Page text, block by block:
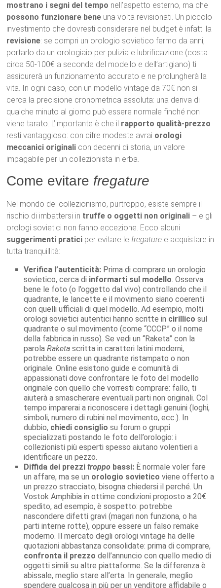
mostrano i segni del tempo nell’aspetto esterno, ma che
possono funzionare bene una volta revisionati. Un piccolo
investimento che dovresti considerare nel budget è infatti la
revisione: se compri un orologio sovietico fermo da anni,
portarlo da un orologiaio per pulizia e lubrificazione (costa
circa 50-100€ a seconda del modello e dell’artigiano) ti
assicurerà un funzionamento accurato e ne prolungherà la
vita. In ogni caso, con un modello vintage da 70€ non si
cerca la precisione cronometrica assoluta: una deriva di
qualche minuto al giorno può essere normale finché non
viene tarato. L’importante è che il rapporto qualità-prezzo
resti vantaggioso: con cifre modeste avrai orologi
meccanici originali con decenni di storia, un valore
impagabile per un collezionista in erba.
Come evitare fregature
Nel mondo del collezionismo, purtroppo, esiste sempre il
rischio di imbattersi in truffe o oggetti non originali – e gli
orologi sovietici non fanno eccezione. Ecco alcuni
suggerimenti pratici per evitare le fregature e acquistare in
tutta tranquillità:
Verifica l’autenticità: Prima di comprare un orologio
sovietico, cerca di informarti sul modello. Osserva
bene le foto (o l’oggetto dal vivo) controllando che il
quadrante, le lancette e il movimento siano coerenti
con quelli ufficiali di quel modello. Ad esempio, molti
orologi sovietici autentici hanno scritte in cirillico sul
quadrante o sul movimento (come “CCCP” o il nome
della fabbrica in russo). Se vedi un “Raketa” con la
parolaRaketa scritta in caratteri latini moderni,
potrebbe essere un quadrante ristampato o non
originale. Online esistono guide e comunità di
appassionati dove confrontare le foto del modello
originale con quello che vorresti comprare: fallo, ti
aiuterà a smascherare eventuali parti non originali. Col
tempo imparerai a riconoscere i dettagli genuini (loghi,
simboli, numero di rubini nel movimento, ecc.). In
dubbio, chiedi consiglio su forum o gruppi
specializzati postando le foto dell’orologio: i
collezionisti più esperti spesso aiutano volentieri a
identificare un pezzo.
Diffida dei prezzitroppo bassi: È normale voler fare
un affare, ma se un orologio sovietico viene offerto a
un prezzo stracciato, bisogna chiedersi il perché. Un
Vostok Amphibia in ottime condizioni proposto a 20€
spedito, ad esempio, è sospetto: potrebbe
nascondere difetti gravi (magari non funziona, o ha
parti interne rotte), oppure essere un falso remake
moderno. Il mercato degli orologi vintage ha delle
quotazioni abbastanza consolidate: prima di comprare,
confronta il prezzo dell’annuncio con quello medio di
oggetti simili su altre piattaforme. Se la differenza è
abissale, meglio stare all’erta. In generale, meglio
spendere qualcosa in più per un venditore affidabile o